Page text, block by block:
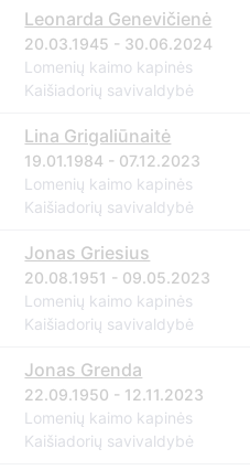
Leonarda Genevičienė
20.03.1945 - 30.06.2024
Lomenių kaimo kapinės
Kaišiadorių savivaldybė
Lina Grigaliūnaitė
19.01.1984 - 07.12.2023
Lomenių kaimo kapinės
Kaišiadorių savivaldybė
Jonas Griesius
20.08.1951 - 09.05.2023
Lomenių kaimo kapinės
Kaišiadorių savivaldybė
Jonas Grenda
22.09.1950 - 12.11.2023
Lomenių kaimo kapinės
Kaišiadorių savivaldybė